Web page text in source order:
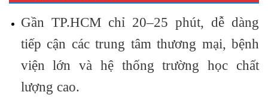
Gần TP.HCMchỉ 20–25 phút, dễ dàng
tiếp cận các trung tâm thương mại, bệnh
viện lớn và hệ thống trường học chất
lượng cao.